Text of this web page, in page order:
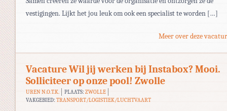
vestigingen. Lijkt het jou leuk om ook een specialist te worden […]
Meer over deze
Vacature Wil jij werken bij Instabox? Mooi.
Solliciteer op onze pool! Zwolle
UREN N.O.T.K. PLAATS: ZWOLLE
VAKGEBIED: TRANSPORT/LOGISTIEK/LUCHTVAART